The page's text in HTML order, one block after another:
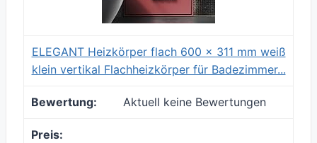
ELEGANT Heizkörper flach 600 x 311 mm weiß
klein vertikal Flachheizkörper für Badezimmer...
Aktuell keine Bewertungen